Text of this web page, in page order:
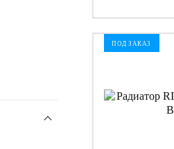
ПОД ЗАКАЗ